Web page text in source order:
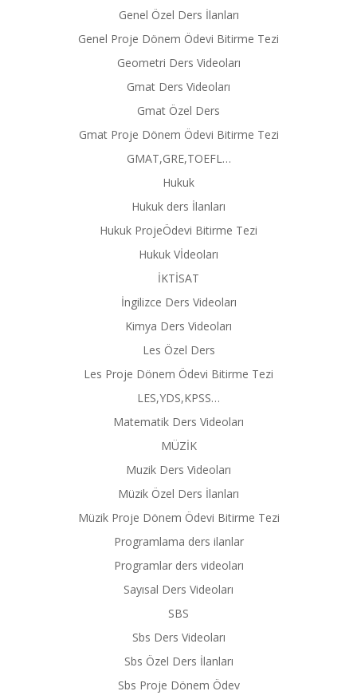
Genel Özel Ders İlanları
Genel Proje Dönem Ödevi Bitirme Tezi
Geometri Ders Videoları
Gmat Ders Videoları
Gmat Özel Ders
Gmat Proje Dönem Ödevi Bitirme Tezi
GMAT,GRE,TOEFL…
Hukuk
Hukuk ders İlanları
Hukuk ProjeÖdevi Bitirme Tezi
Hukuk Vİdeoları
İKTİSAT
İngilizce Ders Videoları
Kimya Ders Videoları
Les Özel Ders
Les Proje Dönem Ödevi Bitirme Tezi
LES,YDS,KPSS…
Matematik Ders Videoları
MÜZİK
Muzik Ders Videoları
Müzik Özel Ders İlanları
Müzik Proje Dönem Ödevi Bitirme Tezi
Programlama ders ilanlar
Programlar ders videoları
Sayısal Ders Videoları
SBS
Sbs Ders Videoları
Sbs Özel Ders İlanları
Sbs Proje Dönem Ödev